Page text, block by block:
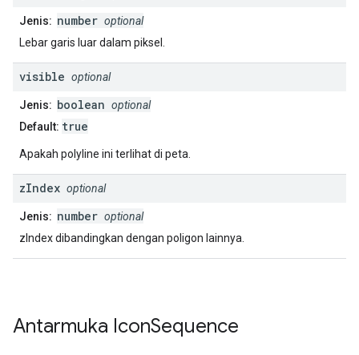
Jenis: number optional
Lebar garis luar dalam piksel.
visible optional
Jenis: boolean optional
Default: true
Apakah polyline ini terlihat di peta.
zIndex optional
Jenis: number optional
zIndex dibandingkan dengan poligon lainnya.
Antarmuka IconSequence